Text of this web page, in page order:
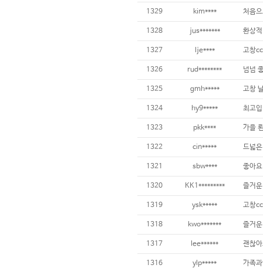
1329 kim****
1328 jus******* 환상
1327 lje**** 고창
1326 rud******** 넘넘
1325 gmh*****
1324 hy9***** 최고
1323 pkk**** 가을
1322 cin***** 드넓
1321 sbw**** 좋아요
1320 KK1********* 즐거
1319 ysk***** 고창
1318 kwo******* 즐거
1317 lee****** 괜찮
1316 ylp*****